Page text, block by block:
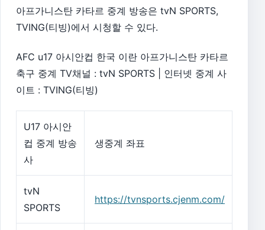
아프가니스탄 카타르 중계 방송은 tvN SPORTS,
TVING(티빙)에서 시청할 수 있다.
AFC u17 아시안컵 한국 이란 아프가니스탄 카타르
축구 중계 TV채널 : tvN SPORTS | 인터넷 중계 사
이트 : TVING(티빙)
U17 아시안
컵 중계 방송
사
생중계 좌표
tvN
SPORTS
https://tvnsports.cjenm.com/